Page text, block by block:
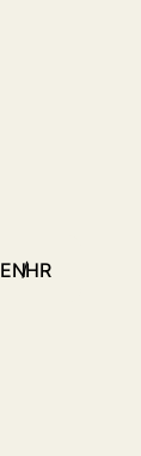
ENHR
/